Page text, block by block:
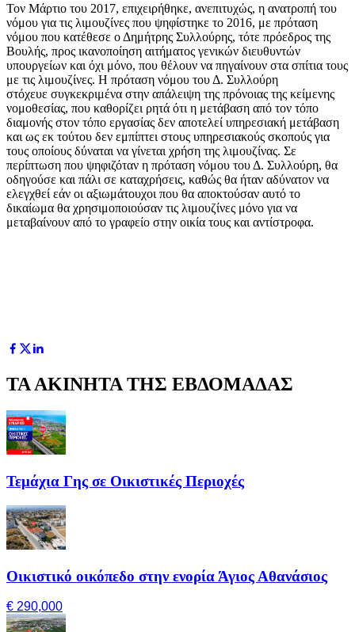
Τον Μάρτιο του 2017, επιχειρήθηκε, ανεπιτυχώς, η ανατροπή του
νόμου για τις λιμουζίνες που ψηφίστηκε το 2016, με πρόταση
νόμου που κατέθεσε ο Δημήτρης Συλλούρης, τότε πρόεδρος της
Βουλής, προς ικανοποίηση αιτήματος γενικών διευθυντών
υπουργείων και όχι μόνο, που θέλουν να πηγαίνουν στα σπίτια τους
με τις λιμουζίνες. Η πρόταση νόμου του Δ. Συλλούρη
στόχευε συγκεκριμένα στην απάλειψη της πρόνοιας της κείμενης
νομοθεσίας, που καθορίζει ρητά ότι η μετάβαση από τον τόπο
διαμονής στον τόπο εργασίας δεν αποτελεί υπηρεσιακή μετάβαση
και ως εκ τούτου δεν εμπίπτει στους υπηρεσιακούς σκοπούς για
τους οποίους δύναται να γίνεται χρήση της λιμουζίνας. Σε
περίπτωση που ψηφιζόταν η πρόταση νόμου του Δ. Συλλούρη, θα
οδηγούσε και πάλι σε καταχρήσεις, καθώς θα ήταν αδύνατον να
ελεγχθεί εάν οι αξιωμάτουχοι που θα αποκτούσαν αυτό το
δικαίωμα θα χρησιμοποιούσαν τις λιμουζίνες μόνο για να
μεταβαίνουν από το γραφείο στην οικία τους και αντίστροφα.
ΤΑ ΑΚΙΝΗΤΑ ΤΗΣ ΕΒΔΟΜΑΔΑΣ
Τεμάχια Γης σε Οικιστικές Περιοχές
Οικιστικό οικόπεδο στην ενορία Άγιος Αθανάσιος
€ 290,000